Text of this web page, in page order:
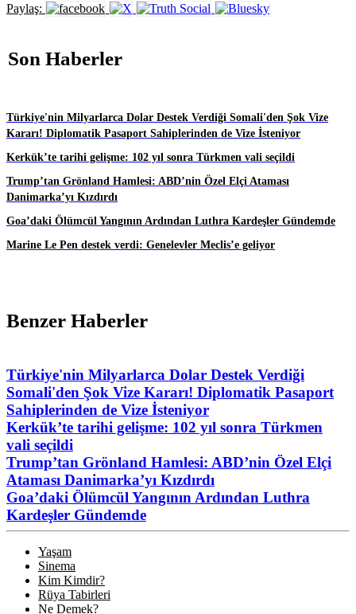
Paylaş:
Son Haberler
Türkiye'nin Milyarlarca Dolar Destek Verdiği Somali'den Şok Vize
Kararı! Diplomatik Pasaport Sahiplerinden de Vize İsteniyor
Kerkük’te tarihi gelişme: 102 yıl sonra Türkmen vali seçildi
Trump’tan Grönland Hamlesi: ABD’nin Özel Elçi Ataması
Danimarka’yı Kızdırdı
Goa’daki Ölümcül Yangının Ardından Luthra Kardeşler Gündemde
Marine Le Pen destek verdi: Genelevler Meclis’e geliyor
Benzer Haberler
Türkiye'nin Milyarlarca Dolar Destek Verdiği
Somali'den Şok Vize Kararı! Diplomatik Pasaport
Sahiplerinden de Vize İsteniyor
Kerkük’te tarihi gelişme: 102 yıl sonra Türkmen
vali seçildi
Trump’tan Grönland Hamlesi: ABD’nin Özel Elçi
Ataması Danimarka’yı Kızdırdı
Goa’daki Ölümcül Yangının Ardından Luthra
Kardeşler Gündemde
Yaşam
Sinema
Kim Kimdir?
Rüya Tabirleri
Ne Demek?